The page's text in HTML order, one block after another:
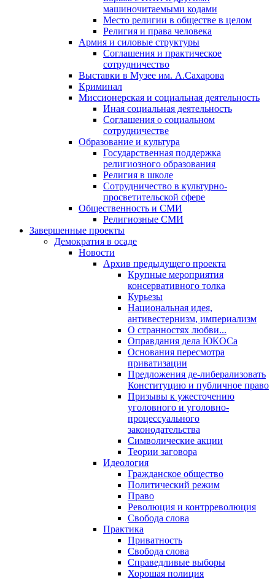
машиночитаемыми кодами
Место религии в обществе в целом
Религия и права человека
Армия и силовые структуры
Соглашения и практическое
сотрудничество
Выставки в Музее им. А.Сахарова
Криминал
Миссионерская и социальная деятельность
Иная социальная деятельность
Соглашения о социальном
сотрудничестве
Образование и культура
Государственная поддержка
религиозного образования
Религия в школе
Сотрудничество в культурно-
просветительской сфере
Общественность и СМИ
Религиозные СМИ
Завершенные проекты
Демократия в осаде
Новости
Архив предыдущего проекта
Крупные мероприятия
консервативного толка
Курьезы
Национальная идея,
антивестернизм, империализм
О странностях любви...
Оправдания дела ЮКОСа
Основания пересмотра
приватизации
Предложения де-либерализовать
Конституцию и публичное право
Призывы к ужесточению
уголовного и уголовно-
процессуального
законодательства
Символические акции
Теории заговора
Идеология
Гражданское общество
Политический режим
Право
Революция и контрреволюция
Свобода слова
Практика
Приватность
Свобода слова
Справедливые выборы
Хорошая полиция